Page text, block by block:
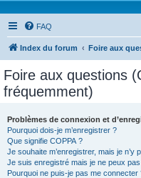
FAQ
Index du forum Foire aux
Foire aux questions
fréquemment)
Problèmes de connexion et
Pourquoi dois-je m’enregistrer ?
Que signifie COPPA ?
Je souhaite m’enregistrer, mais je n’y
Je suis enregistré mais je ne peux
Pourquoi ne puis-je pas me connecter